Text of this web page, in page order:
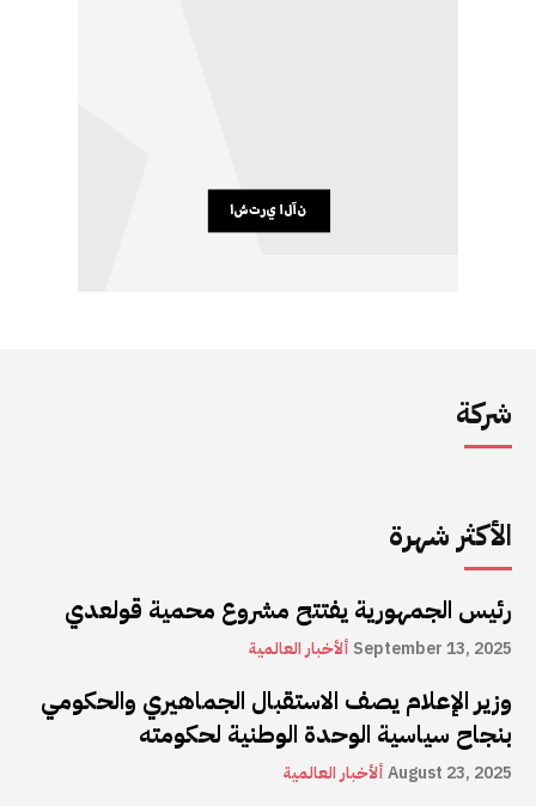
شركة
الأكثر شهرة
رئيس الجمهورية يفتتح مشروع محمية قولعدي
ألأخبار العالمية September 13, 2025
وزير الإعلام يصف الاستقبال الجماهيري والحكومي
بنجاح سياسية الوحدة الوطنية لحكومته
ألأخبار العالميةAugust 23, 2025